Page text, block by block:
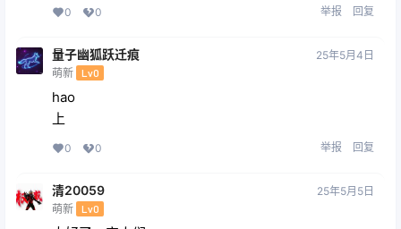
0 0 举报 回复
量子幽狐跃迁痕
萌新 Lv0
25年5月4日
hao
上
0 0 举报 回复
清20059
萌新 Lv0
25年5月5日